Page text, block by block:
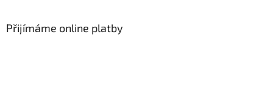
Přijímáme online platby